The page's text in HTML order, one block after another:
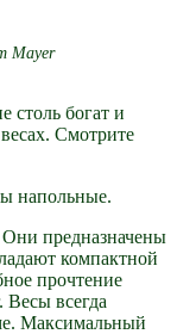
Mayer
столь богат и
Смотрите
напольные.
предназначены
компактной
прочтение
Весы всегда
Максимальный